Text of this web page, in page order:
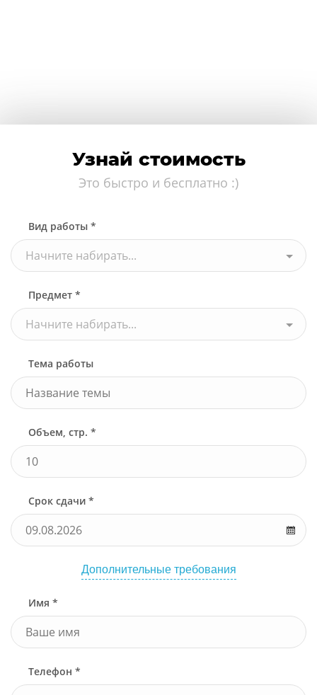
Узнай стоимость
Это быстро и бесплатно :)
Вид работы *
Начните набирать...
Предмет *
Начните набирать...
Тема работы
Объем, стр. *
Срок сдачи *
Дополнительные требования
Имя *
Телефон *